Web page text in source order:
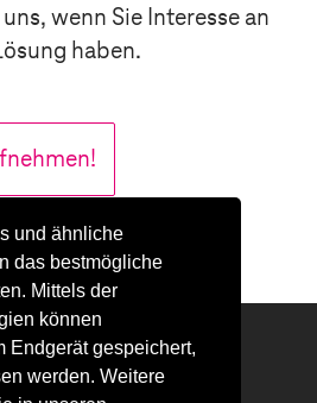
wenn Sie Interesse an
haben.
twitter linkedinxing
und ähnliche
das bestmögliche
Mittels der
können
Endgerät gespeichert,
werden. Weitere